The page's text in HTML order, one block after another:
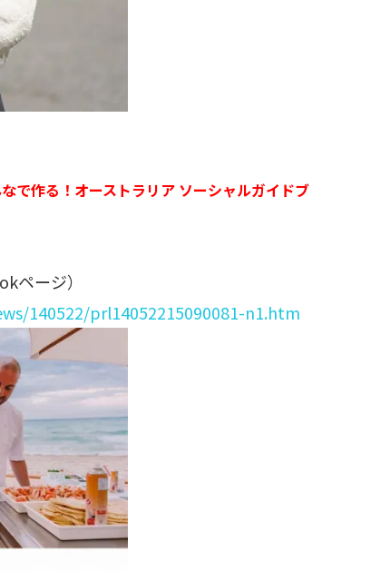
作る！オーストラリア ソーシャルガイドブ
ページ）
140522/prl14052215090081-n1.htm